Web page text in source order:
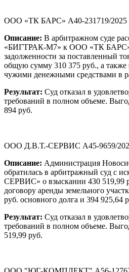
ООО «ТК БАРС» А40-231719/2025
Описание: В арбитражном суде
«БИГТРАК-М7» к ООО «ТК БАРС»
задолженности за поставленный
общую сумму 310 375 руб., а также
чужими денежными средствами в
Результат: Суд отказал в
требований в полном объеме.
894 руб.
ООО Д.В.Т.-СЕРВИС А45-9659/
Описание: Администрация
обратилась в арбитражный суд с
СЕРВИС» о взыскании 430 519,99
договору аренды земельного
руб. основного долга и 394 925,64
Результат: Суд отказал в
требований в полном объеме.
519,99 руб.